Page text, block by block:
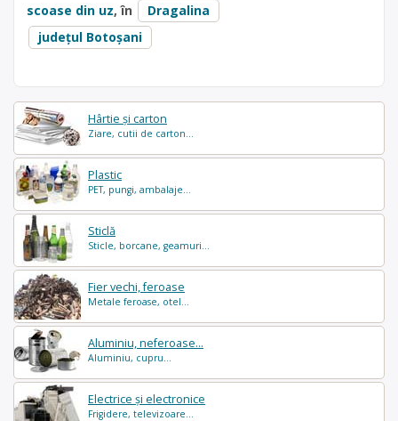
Hârtie și carton
Ziare, cutii de carton...
Plastic
PET, pungi, ambalaje...
Sticlă
Sticle, borcane, geamuri...
Fier vechi, feroase
Metale feroase, otel...
Aluminiu, neferoase...
Aluminiu, cupru...
Electrice și electronice
Frigidere, televizoare...
scoase din uz, în
Dragalina
județul Botoșani